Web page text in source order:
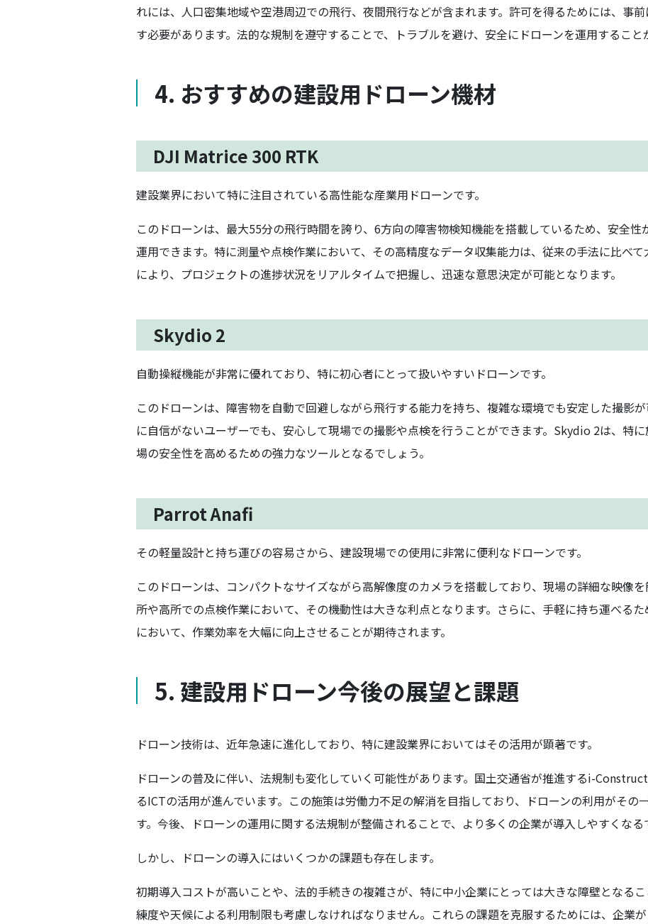
れには、人口密集地域や空港周辺での飛行、夜間飛行などが含まれます。許可を得るためには、事
す必要があります。法的な規制を遵守することで、トラブルを避け、安全にドローンを運用すること
4. おすすめの建設用ドローン機材
DJI Matrice 300 RTK
建設業界において特に注目されている高性能な産業用ドローンです。
このドローンは、最大55分の飛行時間を誇り、6方向の障害物検知機能を搭載しているため、安全
運用できます。特に測量や点検作業において、その高精度なデータ収集能力は、従来の手法に比べ
により、プロジェクトの進捗状況をリアルタイムで把握し、迅速な意思決定が可能となります。
Skydio 2
自動操縦機能が非常に優れており、特に初心者にとって扱いやすいドローンです。
このドローンは、障害物を自動で回避しながら飛行する能力を持ち、複雑な環境でも安定した撮影
に自信がないユーザーでも、安心して現場での撮影や点検を行うことができます。Skydio 2は、特
場の安全性を高めるための強力なツールとなるでしょう。
Parrot Anafi
その軽量設計と持ち運びの容易さから、建設現場での使用に非常に便利なドローンです。
このドローンは、コンパクトなサイズながら高解像度のカメラを搭載しており、現場の詳細な映像
所や高所での点検作業において、その機動性は大きな利点となります。さらに、手軽に持ち運べる
において、作業効率を大幅に向上させることが期待されます。
5. 建設用ドローン今後の展望と課題
ドローン技術は、近年急速に進化しており、特に建設業界においてはその活用が顕著です。
ドローンの普及に伴い、法規制も変化していく可能性があります。国土交通省が推進するi-
るICTの活用が進んでいます。この施策は労働力不足の解消を目指しており、ドローンの利用がその
す。今後、ドローンの運用に関する法規制が整備されることで、より多くの企業が導入しやすくなる
しかし、ドローンの導入にはいくつかの課題も存在します。
初期導入コストが高いことや、法的手続きの複雑さが、特に中小企業にとっては大きな障壁となる
練度や天候による利用制限も考慮しなければなりません。これらの課題を克服するためには、企業